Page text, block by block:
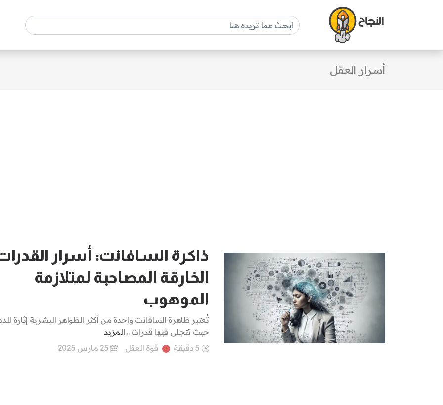
أسرار العقل
ذاكرة السافانت: أسرار
الخارقة المصاحبة لمتلازمة
الموهوب
تُعتبر ظاهرة السافانت واحدة من أكثر الظواهر البشرية إثارة
حيث تتجلى فيها قدرات .. المزيد
5 دقيقة
قوة العقل 25 مارس 2025